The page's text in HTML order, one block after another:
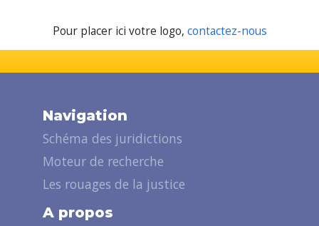
Pour placer ici votre logo, contactez-nous
Navigation
Schéma des juridictions
Moteur de recherche
Les rouages de la justice
A propos